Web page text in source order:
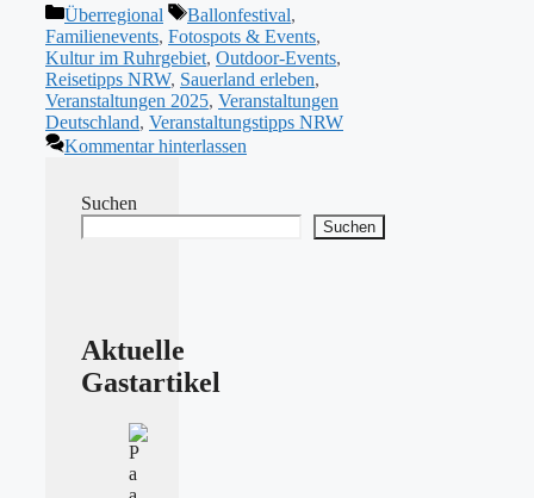
Kategorien
Überregional Schlagwörter
Ballonfestival,
Familienevents, Fotospots & Events,
Kultur im Ruhrgebiet, Outdoor-Events,
Reisetipps NRW, Sauerland erleben,
Veranstaltungen 2025, Veranstaltungen
Deutschland, Veranstaltungstipps NRW
Kommentar hinterlassen
Suchen
Suchen
Aktuelle
Gastartikel